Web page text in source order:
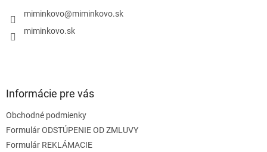
miminkovo@miminkovo.sk
miminkovo.sk
Informácie pre vás
Obchodné podmienky
Formulár ODSTÚPENIE OD ZMLUVY
Formulár REKLÁMACIE